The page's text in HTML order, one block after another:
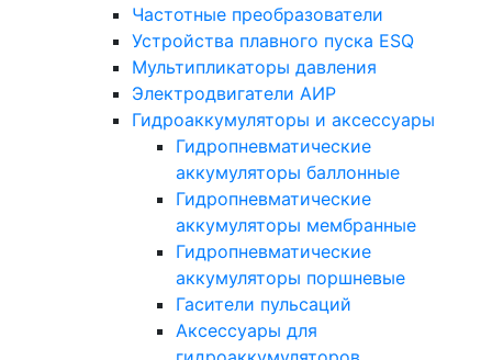
Частотные преобразователи
Устройства плавного пуска ESQ
Мультипликаторы давления
Электродвигатели АИР
Гидроаккумуляторы и аксессуары
Гидропневматические
аккумуляторы баллонные
Гидропневматические
аккумуляторы мембранные
Гидропневматические
аккумуляторы поршневые
Гасители пульсаций
Аксессуары для